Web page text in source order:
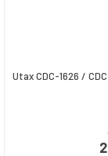
Utax CDC-1626 /